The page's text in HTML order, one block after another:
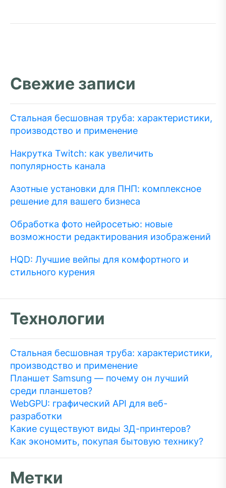
Свежие записи
Стальная бесшовная труба: характеристики,
производство и применение
Накрутка Twitch: как увеличить
популярность канала
Азотные установки для ПНП: комплексное
решение для вашего бизнеса
Обработка фото нейросетью: новые
возможности редактирования изображений
HQD: Лучшие вейпы для комфортного и
стильного курения
Технологии
Стальная бесшовная труба: характеристики,
производство и применение
Планшет Samsung — почему он лучший
среди планшетов?
WebGPU: графический API для веб-
разработки
Какие существуют виды 3Д-принтеров?
Как экономить, покупая бытовую технику?
Метки